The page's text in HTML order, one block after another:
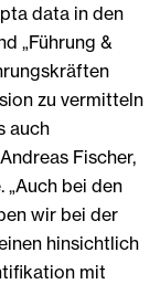
data in den
„Führung &
zu vermitteln
auch
Fischer,
bei den
wir bei der
hinsichtlich
mit